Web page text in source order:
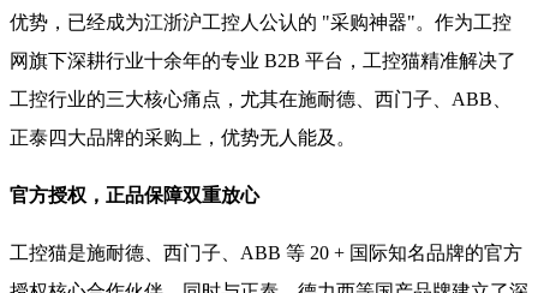
优势，已经成为江浙沪工控人公认的 "采购神器"。作为工控
网旗下深耕行业十余年的专业 B2B 平台，工控猫精准解决了
工控行业的三大核心痛点，尤其在施耐德、西门子、ABB、
正泰四大品牌的采购上，优势无人能及。
官方授权，正品保障双重放心
工控猫是施耐德、西门子、ABB 等 20 + 国际知名品牌的官方